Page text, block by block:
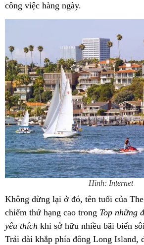
công việc hàng ngày.
Hình: Internet
Không dừng lại ở đó, tên tuổi của
chiếm thứ hạng cao trong Top những
yêu thích khi sở hữu nhiều bãi biển
Trải dài khắp phía đông Long Island,